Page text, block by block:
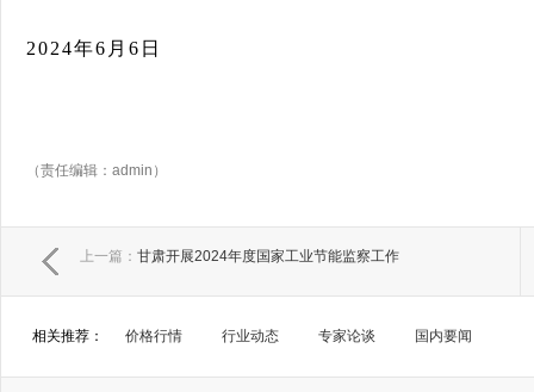
2024年6月6日
（责任编辑：admin）
上一篇： 甘肃开展2024年度国家工业节能监察工作
相关推荐： 价格行情 行业动态 专家论谈 国内要闻